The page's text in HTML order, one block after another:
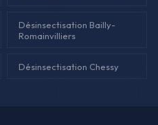
Désinsectisation Bailly-
Romainvilliers
Désinsectisation Chessy